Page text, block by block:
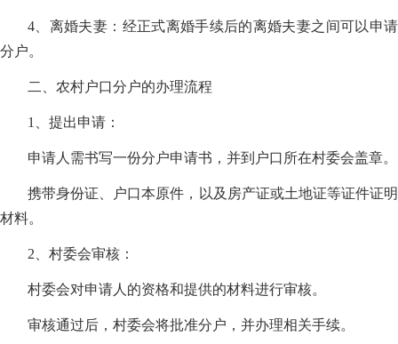
4、离婚夫妻：经正式离婚手续后的离婚夫妻之间可以申请
分户。
二、农村户口分户的办理流程
1、提出申请：
申请人需书写一份分户申请书，并到户口所在村委会盖章。
携带身份证、户口本原件，以及房产证或土地证等证件证明
材料。
2、村委会审核：
村委会对申请人的资格和提供的材料进行审核。
审核通过后，村委会将批准分户，并办理相关手续。